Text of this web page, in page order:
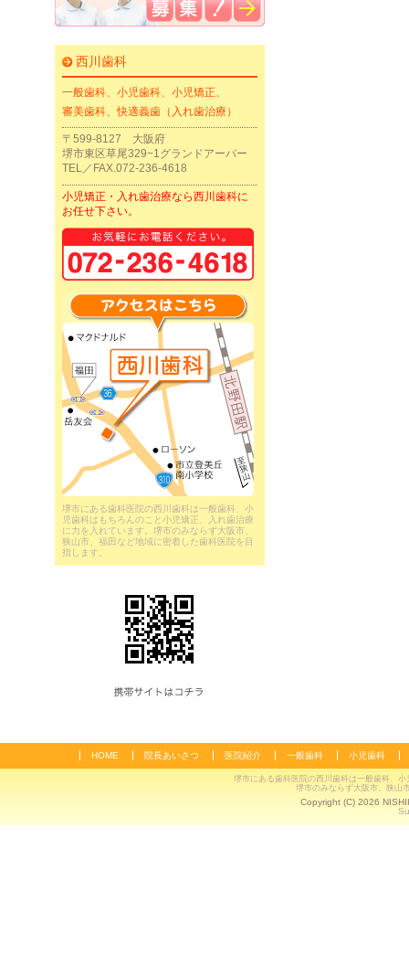
西川歯科
一般歯科、小児歯科、小児矯正、
審美歯科、快適義歯（入れ歯治療）
〒599-8127 大阪府
堺市東区草尾329−1グランドアーバー
TEL／FAX.072-236-4618
小児矯正・入れ歯治療なら西川歯科に
お任せ下さい。
堺市にある歯科医院の西川歯科は一般歯科、小
児歯科はもちろんのこと小児矯正、入れ歯治療
に力を入れています。堺市のみならず大阪市、
狭山市、福田など地域に密着した歯科医院を目
指します。
HOME 院長あいさつ 医院紹介 一般歯科 小児歯科
堺市にある歯科医院の西川歯科は一般歯科、
堺市のみならず大阪市、狭山
Copyright (C) 2026